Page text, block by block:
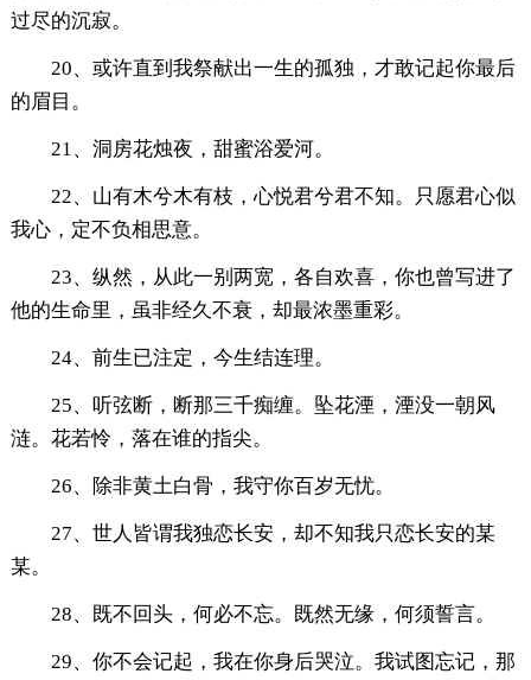
过尽的沉寂。
20、或许直到我祭献出一生的孤独，才敢记起你最后
的眉目。
21、洞房花烛夜，甜蜜浴爱河。
22、山有木兮木有枝，心悦君兮君不知。只愿君心似
我心，定不负相思意。
23、纵然，从此一别两宽，各自欢喜，你也曾写进了
他的生命里，虽非经久不衰，却最浓墨重彩。
24、前生已注定，今生结连理。
25、听弦断，断那三千痴缠。坠花湮，湮没一朝风
涟。花若怜，落在谁的指尖。
26、除非黄土白骨，我守你百岁无忧。
27、世人皆谓我独恋长安，却不知我只恋长安的某
某。
28、既不回头，何必不忘。既然无缘，何须誓言。
29、你不会记起，我在你身后哭泣。我试图忘记，那